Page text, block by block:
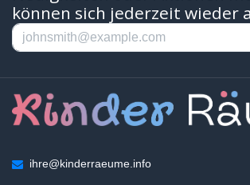
können sich jederzeit wieder
ihre@kinderraeume.info